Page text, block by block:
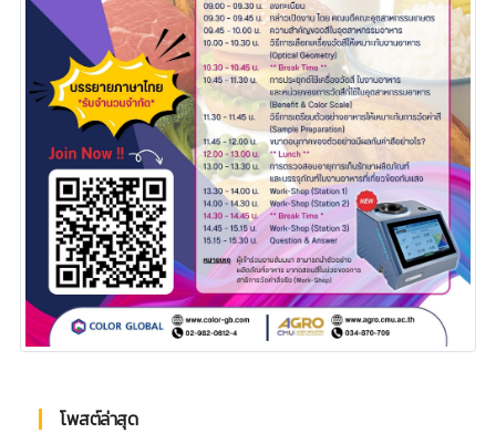
โพสต์ล่าสุด